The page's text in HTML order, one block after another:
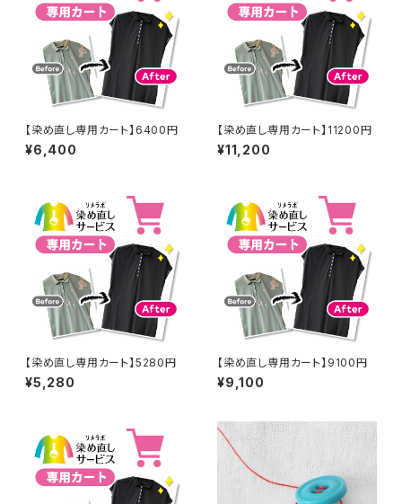
【染め直し専用カート】6400円
¥6,400
【染め直し専用カート】11200円
¥11,200
【染め直し専用カート】5280円
¥5,280
【染め直し専用カート】9100円
¥9,100